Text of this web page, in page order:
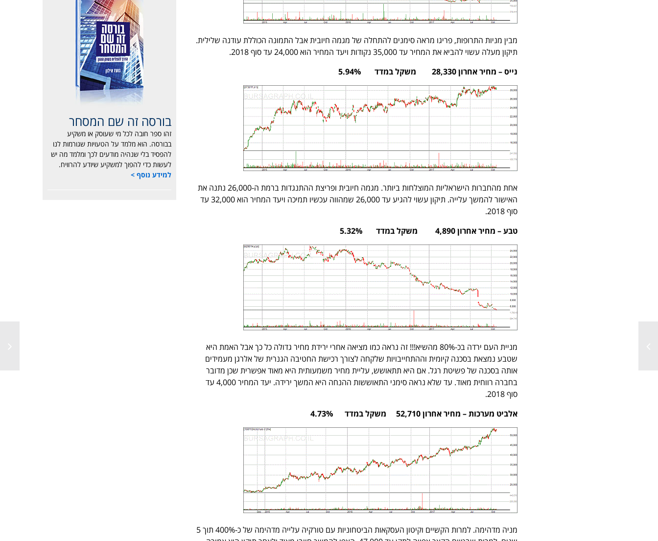
מבין מניות התרופות, פריגו מראה סימנים להתחלה של מגמה חיובית אבל התמונה הכוללת עודנה שלילית.
תיקון מעלה עשוי להביא את המחיר עד 35,000 נקודות ויעד המחיר הוא 24,000 עד סוף 2018.
נייס – מחיר אחרון 28,330 משקל במדד 5.94%
אחת מהחברות הישראליות המוצלחות ביותר. מגמה חיובית ופריצת ההתנגדות ברמת ה-26,000 נתנה את
האישור להמשך עלייה. תיקון עשוי להגיע עד 26,000 שמהווה עכשיו תמיכה ויעד המחיר הוא 32,000 עד
סוף 2018.
טבע – מחיר אחרון 4,890 משקל במדד 5.32%
מניית העם ירדה בכ-80% מהשיא!!! זה נראה כמו מציאה אחרי ירידת מחיר גדולה כל כך אבל האמת היא
שטבע נמצאת בסכנה קיומית וההתחייבויות שלקחה לצורך רכישת החטיבה הגנרית של אלרגן מעמידים
אותה בסכנה של פשיטת רגל. אם היא תתאושש, עליית מחיר משמעותית היא מאוד אפשרית שכן מדובר
בחברה רווחית מאוד. עד שלא נראה סימני התאוששות ההנחה היא המשך ירידה. יעד המחיר 4,000 עד
סוף 2018.
אלביט מערכות – מחיר אחרון 52,710 משקל במדד 4.73%
מניה מדהימה. למרות הקשיים וקיטון העסקאות הביטחוניות עם טורקיה עלייה מדהימה של כ-400% תוך 5
בורסה זה שם המסחר
זהו ספר חובה לכל מי שעוסק או משקיע
בבורסה. הוא מלמד על הטעויות שגורמות לנו
להפסיד בלי שנהיה מודעים לכך ומלמד מה יש
לעשות כדי להפוך למשקיע שיודע להרוויח.
למידע נוסף >